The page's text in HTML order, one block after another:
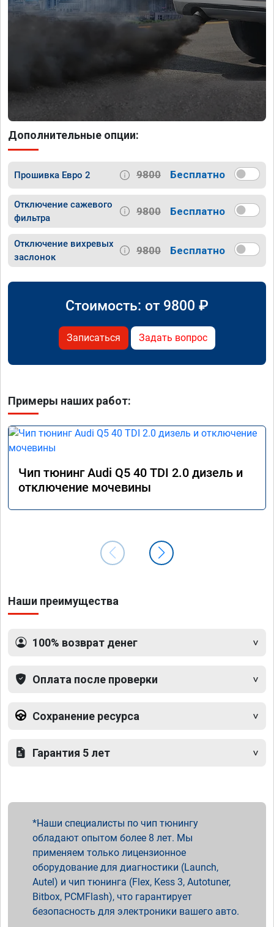
Дополнительные опции:
Прошивка Евро 2 9800 Бесплатно
Отключение сажевого
фильтра
9800 Бесплатно
Отключение вихревых
заслонок
9800 Бесплатно
Стоимость: от 9800 ₽
Записаться Задать вопрос
Примеры наших работ:
Чип тюнинг Audi Q5 40 TDI 2.0 дизель и
отключение мочевины
Наши преимущества
100% возврат денег
Оплата после проверки
Сохранение ресурса
Гарантия 5 лет
Наши специалисты по чип тюнингу
обладают опытом более 8 лет. Мы
применяем только лицензионное
оборудование для диагностики (Launch,
Autel) и чип тюнинга (Flex, Kess 3, Autotuner,
Bitbox, PCMFlash), что гарантирует
безопасность для электроники вашего авто.